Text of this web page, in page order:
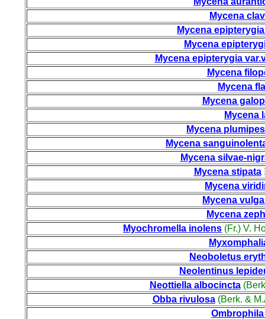
Mycena
Mycena
Mycena
Mycena epipterygia
Mycena
Mycena
Mycena
Mycena
Mycena plumipes
Mycena
Mycena silvae-
Mycena stipata
Mycena
Mycena
Mycena
Myochromella inolens (Fr.) V.
Neoboletus
Neolentinus
Neottiella albocincta
Obba rivulosa(Berk. &